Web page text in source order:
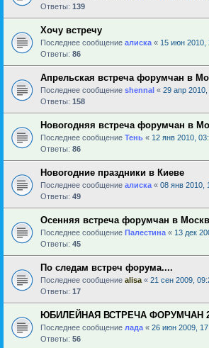
Ответы: 139
Хочу встречу
Последнее сообщение алиска « 15 июн 2010,
Ответы: 86
Апрельская встреча форумчан в
Последнее сообщение shennal « 29 апр
Ответы: 158
Новогодняя встреча форумчан в
Последнее сообщение Тень « 12 янв 2010,
Ответы: 86
Новогодние праздники в Киеве
Последнее сообщение алиска « 08 янв 2010,
Ответы: 49
Осенняя встреча форумчан в
Последнее сообщение Палестина « 13 дек
Ответы: 45
По следам встреч форума....
Последнее сообщение alisa « 21 сен 2009,
Ответы: 17
ЮБИЛЕЙНАЯ ВСТРЕЧА ФОРУМЧАН
Последнее сообщение лада « 26 июн 2009,
Ответы: 56